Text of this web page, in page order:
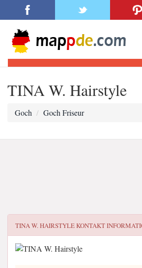
TINA W. Hairstyle
Goch Goch Friseur
TINA W. HAIRSTYLEKONTAKT